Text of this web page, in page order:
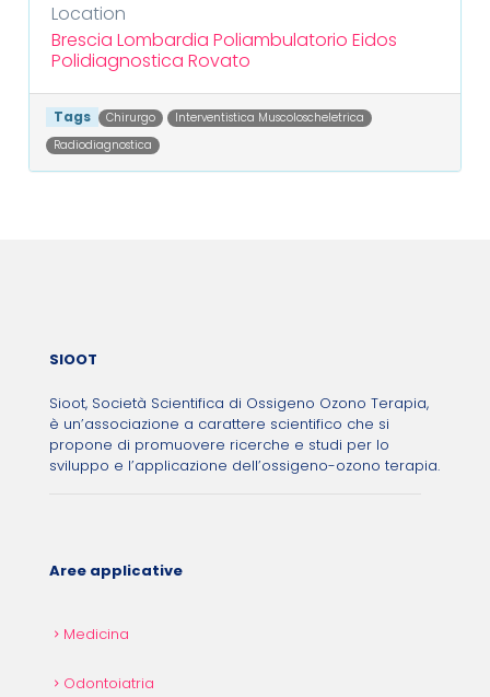
Location
Brescia Lombardia Poliambulatorio Eidos
Polidiagnostica Rovato
Tags Chirurgo
Interventistica Muscoloscheletrica
Radiodiagnostica
SIOOT
Sioot, Società Scientifica di Ossigeno Ozono Terapia,
è un’associazione a carattere scientifico che si
propone di promuovere ricerche e studi per lo
sviluppo e l’applicazione dell’ossigeno-ozono terapia.
Aree applicative
Medicina
Odontoiatria